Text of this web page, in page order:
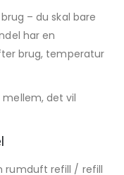
– du skal bare
har en
brug, temperatur
det vil
rumduft refill / refill